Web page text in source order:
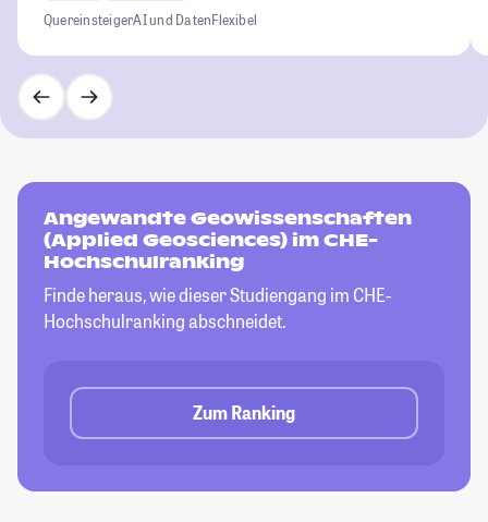
QuereinsteigerAI und DatenFlexibel
Angewandte Geowissenschaften
(Applied Geosciences) im CHE-
Hochschulranking
Finde heraus, wie dieser Studiengang im CHE-
Hochschulranking abschneidet.
Zum Ranking